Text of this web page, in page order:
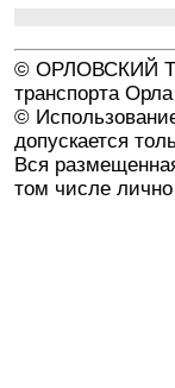
© ОРЛОВСКИЙ
транспорта
©
допускается
Вся
том числе